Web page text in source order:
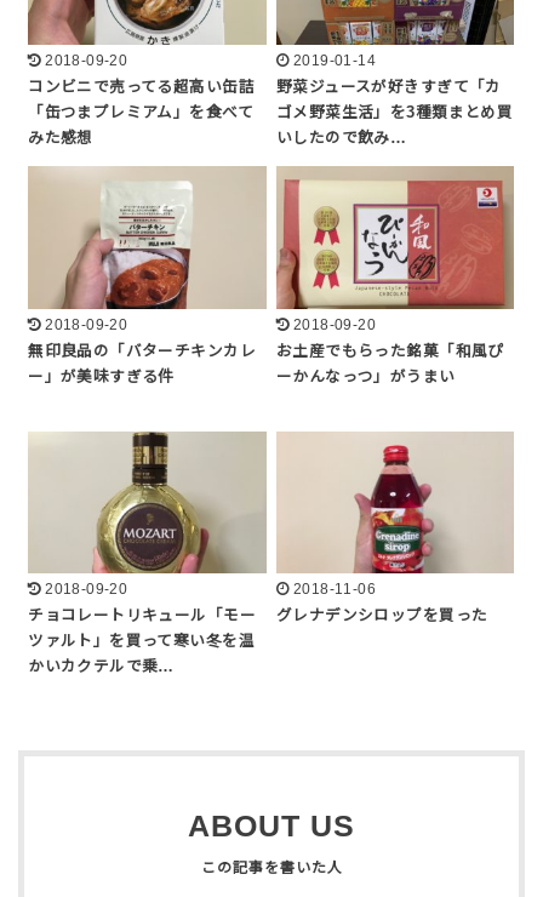
2018-09-20
コンビニで売ってる超高い缶詰
「缶つまプレミアム」を食べて
みた感想
2019-01-14
野菜ジュースが好きすぎて「カ
ゴメ野菜生活」を3種類まとめ買
いしたので飲み…
2018-09-20
無印良品の「バターチキンカレ
ー」が美味すぎる件
2018-09-20
お土産でもらった銘菓「和風ぴ
ーかんなっつ」がうまい
2018-09-20
チョコレートリキュール「モー
ツァルト」を買って寒い冬を温
かいカクテルで乗…
2018-11-06
グレナデンシロップを買った
ABOUT US